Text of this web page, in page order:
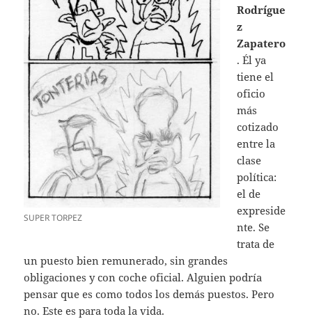
SUPER TORPEZ
Rodrígue
z
Zapatero
. Él ya
tiene el
oficio
más
cotizado
entre la
clase
política:
el de
expreside
nte. Se
trata de
un puesto bien remunerado, sin grandes
obligaciones y con coche oficial. Alguien podría
pensar que es como todos los demás puestos. Pero
no. Este es para toda la vida.